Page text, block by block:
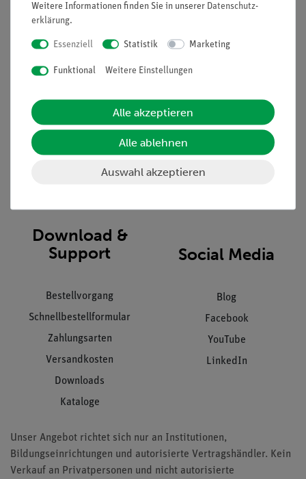
Unternehmen
Projekte und Lösungen
Presse
Hinweisgeberschutz
Datenschutz
Impressum
Beratung & Showroom
Inventarisierungs- &
Inbetriebnahme & Schulungen
Kundendienst
Download &
Support
Bestellvorgang
Schnellbestellformular
Zahlungsarten
Versandkosten
Downloads
Kataloge
Social Media
Blog
Facebook
YouTube
LinkedIn
Unser Angebot richtet sich nur an Institutionen,
Bildungseinrichtungen und autorisierte Vertragshändler. Kein
Verkauf an Privatpersonen und nicht autorisierte
Weitere Informationen finden Sie in unserer Daten­schutz­
erklärung.
Essenziell Statistik Marketing
Funktional Weitere Einstellungen
Alle akzeptieren
Alle ablehnen
Auswahl akzeptieren